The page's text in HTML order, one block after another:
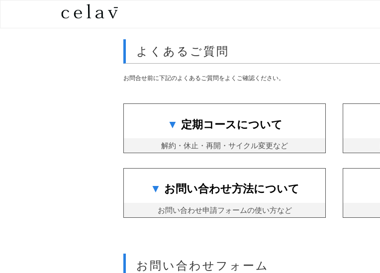
よくあるご質問
お問合せ前に下記のよくあるご質問をよくご確認ください。
定期コースについて
解約・休止・再開・サイクル変更など
お問い合わせ方法について
お問い合わせ申請フォームの使い方など
お問い合わせフォーム